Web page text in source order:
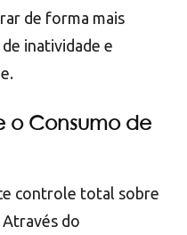
de forma mais
inatividade e
o Consumo de
controle total sobre
do